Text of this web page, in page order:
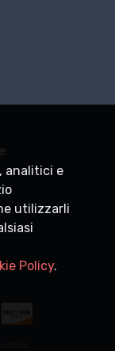
analitici e
utilizzarli
Policy.